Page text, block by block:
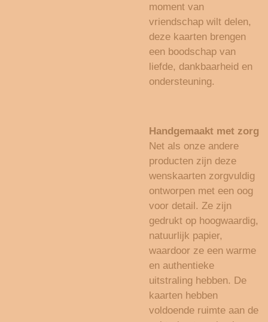
moment van
vriendschap wilt delen,
deze kaarten brengen
een boodschap van
liefde, dankbaarheid en
ondersteuning.
Handgemaakt met zorg
Net als onze andere
producten zijn deze
wenskaarten zorgvuldig
ontworpen met een oog
voor detail. Ze zijn
gedrukt op hoogwaardig,
natuurlijk papier,
waardoor ze een warme
en authentieke
uitstraling hebben. De
kaarten hebben
voldoende ruimte aan de